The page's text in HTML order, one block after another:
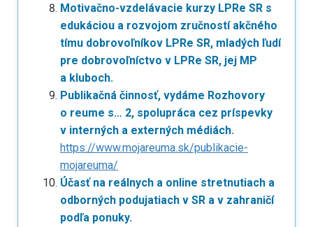
Motivačno-vzdelávacie kurzy LPRe SR s
edukáciou a rozvojom zručností akčného
tímu dobrovoľníkov LPRe SR, mladých ľudí
pre dobrovoľníctvo v LPRe SR, jej MP
a kluboch.
Publikačná činnosť, vydáme Rozhovory
o reume s… 2, spolupráca cez príspevky
v interných a externých médiách.
https://www.mojareuma.sk/publikacie-
mojareuma/
Účasť na reálnych a online stretnutiach a
odborných podujatiach v SR a v zahraničí
podľa ponuky.